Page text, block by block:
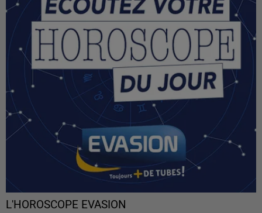
L'HOROSCOPE EVASION